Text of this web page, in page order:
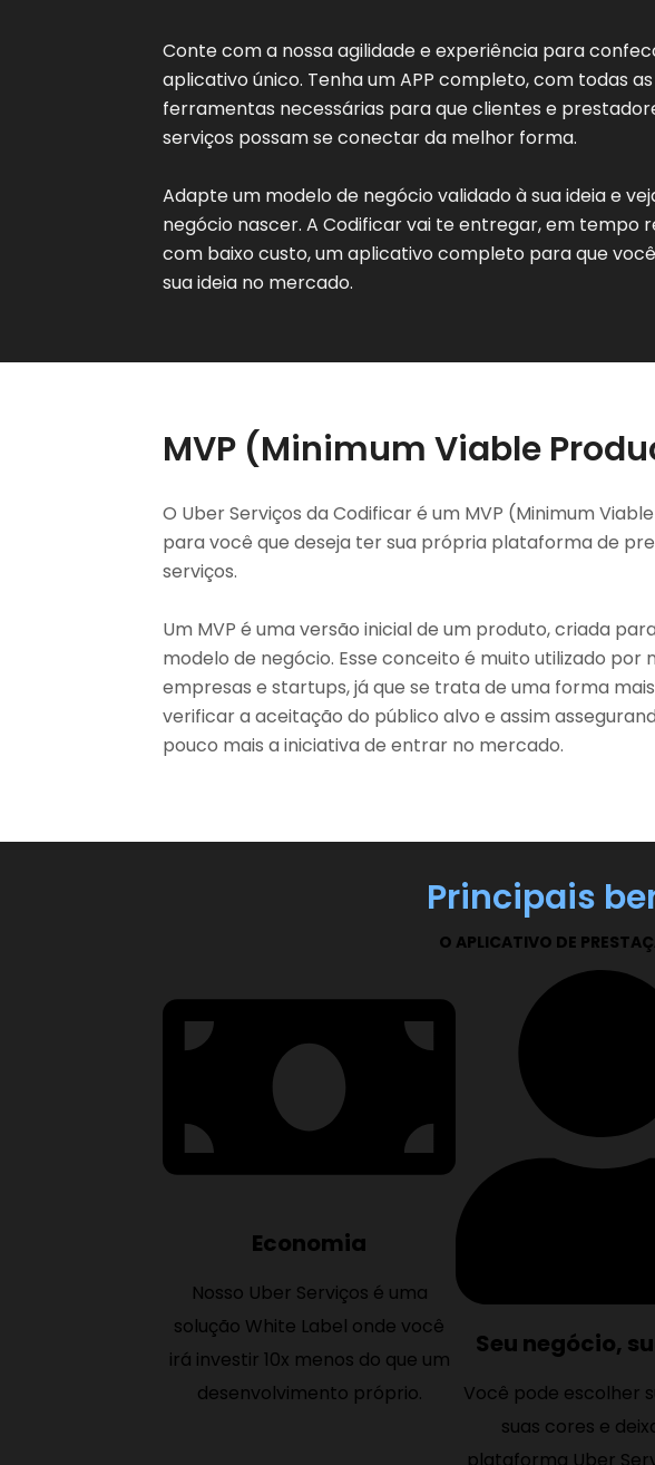
Conte com a nossa agilidade e experiência para
aplicativo único. Tenha um APP completo, com todas as
ferramentas necessárias para que clientes e
serviços possam se conectar da melhor forma.
Adapte um modelo de negócio validado à sua ideia e
negócio nascer. A Codificar vai te entregar, em tempo
com baixo custo, um aplicativo completo para que
sua ideia no mercado.
MVP (Minimum Viable
O Uber Serviços da Codificar é um MVP (Minimum
para você que deseja ter sua própria plataforma de
serviços.
Um MVP é uma versão inicial de um produto, criada
modelo de negócio. Esse conceito é muito utilizado por
empresas e startups, já que se trata de uma forma
verificar a aceitação do público alvo e assim
pouco mais a iniciativa de entrar no mercado.
Principais
O APLICATIVO DE
Economia
Nosso Uber Serviços é uma
solução White Label onde você
irá investir 10x menos do que um
desenvolvimento próprio.
Seu negócio,
Você pode escolher
suas cores e